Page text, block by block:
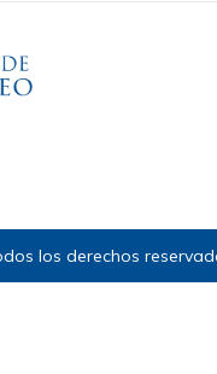
los derechos